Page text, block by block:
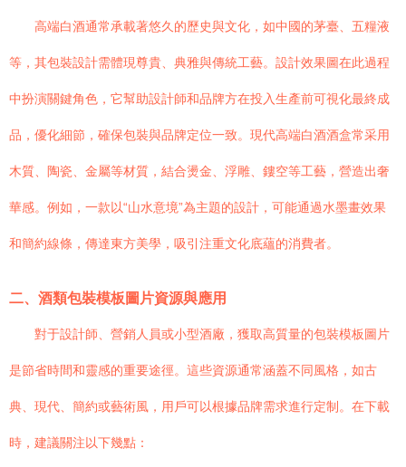
高端白酒通常承載著悠久的歷史與文化，如中國的茅臺、五糧液
等，其包裝設計需體現尊貴、典雅與傳統工藝。設計效果圖在此過程
中扮演關鍵角色，它幫助設計師和品牌方在投入生產前可視化最終成
品，優化細節，確保包裝與品牌定位一致。現代高端白酒酒盒常采用
木質、陶瓷、金屬等材質，結合燙金、浮雕、鏤空等工藝，營造出奢
華感。例如，一款以“山水意境”為主題的設計，可能通過水墨畫效果
和簡約線條，傳達東方美學，吸引注重文化底蘊的消費者。
二、酒類包裝模板圖片資源與應用
對于設計師、營銷人員或小型酒廠，獲取高質量的包裝模板圖片
是節省時間和靈感的重要途徑。這些資源通常涵蓋不同風格，如古
典、現代、簡約或藝術風，用戶可以根據品牌需求進行定制。在下載
時，建議關注以下幾點：